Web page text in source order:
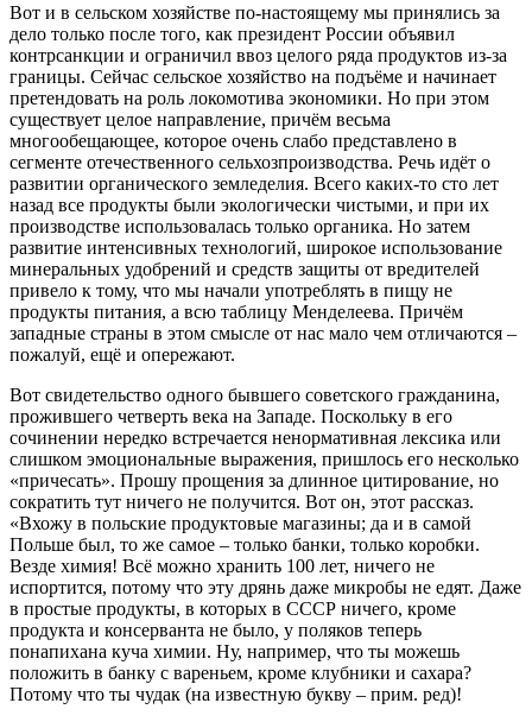
Вот и в сельском хозяйстве по-настоящему мы принялись за
дело только после того, как президент России объявил
контрсанкции и ограничил ввоз целого ряда продуктов из-за
границы. Сейчас сельское хозяйство на подъёме и начинает
претендовать на роль локомотива экономики. Но при этом
существует целое направление, причём весьма
многообещающее, которое очень слабо представлено в
сегменте отечественного сельхозпроизводства. Речь идёт о
развитии органического земледелия. Всего каких-то сто лет
назад все продукты были экологически чистыми, и при их
производстве использовалась только органика. Но затем
развитие интенсивных технологий, широкое использование
минеральных удобрений и средств защиты от вредителей
привело к тому, что мы начали употреблять в пищу не
продукты питания, а всю таблицу Менделеева. Причём
западные страны в этом смысле от нас мало чем отличаются –
пожалуй, ещё и опережают.
Вот свидетельство одного бывшего советского гражданина,
прожившего четверть века на Западе. Поскольку в его
сочинении нередко встречается ненормативная лексика или
слишком эмоциональные выражения, пришлось его несколько
«причесать». Прошу прощения за длинное цитирование, но
сократить тут ничего не получится. Вот он, этот рассказ.
«Вхожу в польские продуктовые магазины; да и в самой
Польше был, то же самое – только банки, только коробки.
Везде химия! Всё можно хранить 100 лет, ничего не
испортится, потому что эту дрянь даже микробы не едят. Даже
в простые продукты, в которых в СССР ничего, кроме
продукта и консерванта не было, у поляков теперь
понапихана куча химии. Ну, например, что ты можешь
положить в банку с вареньем, кроме клубники и сахара?
Потому что ты чудак (на известную букву – прим. ред)!